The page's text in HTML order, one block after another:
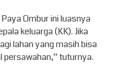
Ombur ini luasnya
keluarga (KK). Jika
lahan yang masih bisa
persawahan,” tuturnya.